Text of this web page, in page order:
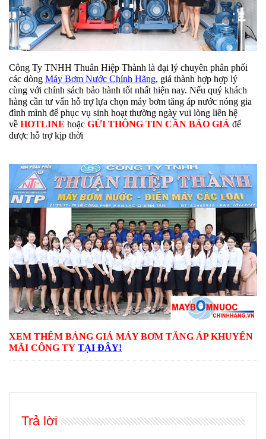
Công Ty TNHH Thuân Hiệp Thành là đại lý chuyên phân phối
các dòng Máy Bơm Nước Chính Hãng, giá thành hợp hợp lý
cùng với chính sách bảo hành tốt nhất hiện nay. Nếu quý khách
hàng cần tư vấn hỗ trợ lựa chọn máy bơm tăng áp nước nóng gia
đình mình để phục vụ sinh hoạt thường ngày vui lòng liên hệ
về HOTLINE hoặc GỬI THÔNG TIN CẦN BÁO GIÁ để
được hỗ trợ kịp thời
XEM THÊM BẢNG GIÁ MÁY BƠM TĂNG ÁP KHUYẾN
MÃI CÔNG TY TẠI ĐÂY!
Trả lời